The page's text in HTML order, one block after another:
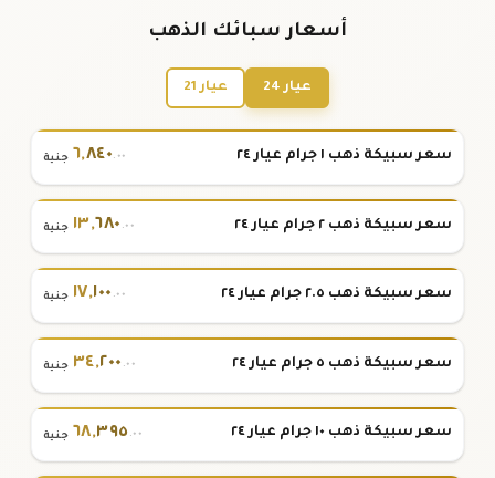
أسعار سبائك الذهب
عيار 24 عيار 21
سعر سبيكة ذهب ١ جرام عيار ٢٤ ٦,٨٤٠.٠٠ جنية
سعر سبيكة ذهب ٢ جرام عيار ٢٤ ١٣,٦٨٠ .٠٠ جنية
سعر سبيكة ذهب ٢.٥ جرام عيار ٢٤ ١٧,١٠٠ .٠٠ جنية
سعر سبيكة ذهب ٥ جرام عيار ٢٤ ٣٤,٢٠٠ .٠٠ جنية
سعر سبيكة ذهب ١٠ جرام عيار ٢٤ ٦٨,٣٩٥ .٠٠ جنية